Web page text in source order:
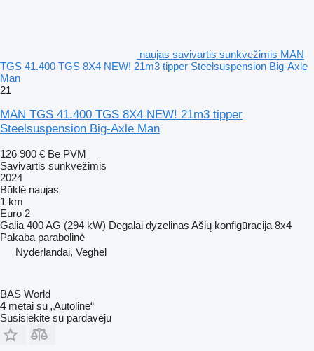
naujas savivartis sunkvežimis MAN
TGS 41.400 TGS 8X4 NEW! 21m3 tipper Steelsuspension Big-Axle
Man
21
MAN TGS 41.400 TGS 8X4 NEW! 21m3 tipper
Steelsuspension Big-Axle Man
126 900 € Be PVM
Savivartis sunkvežimis
2024
Būklė naujas
1 km
Euro 2
Galia 400 AG (294 kW) Degalai dyzelinas Ašių konfigūracija 8x4
Pakaba parabolinė
Nyderlandai, Veghel
BAS World
4metai su „Autoline“
Susisiekite su pardavėju